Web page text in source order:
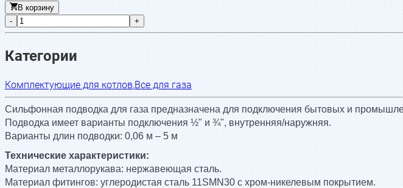
В корзину
-
+
Категории
Комплектующие для котлов,Все для газа
Сильфонная подводка для газа предназначена для подключения бытовых и
Подводка имеет варианты подключения ½" и ¾", внутренняя/наружняя.
Варианты длин подводки: 0,06 м – 5 м
Технические характеристики:
Материал металлорукава: нержавеющая сталь.
Материал фитингов: углеродистая сталь 11SMN30 c хром-никелевым покрытием.